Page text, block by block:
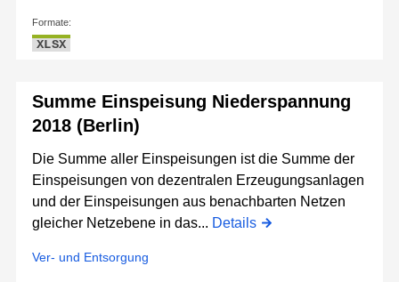
Formate:
XLSX
Summe Einspeisung Niederspannung
2018 (Berlin)
Die Summe aller Einspeisungen ist die Summe der
Einspeisungen von dezentralen Erzeugungsanlagen
und der Einspeisungen aus benachbarten Netzen
gleicher Netzebene in das... Details
Ver- und Entsorgung